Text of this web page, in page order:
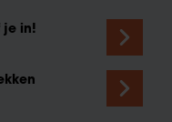
je in!